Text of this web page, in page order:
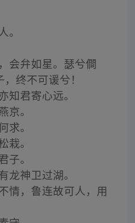
会弁如星。瑟兮僴
终不可谖兮！
知君寄心远。
。
。
。
。
龙神卫过湖。
情，鲁连故可人，用